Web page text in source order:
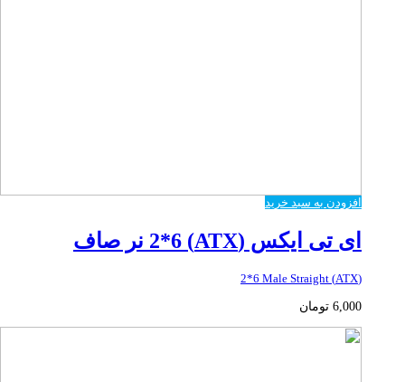
افزودن به سبد خرید
ای تی ایکس (ATX) 2*6 نر صاف
(ATX) 2*6 Male Straight
6,000 تومان